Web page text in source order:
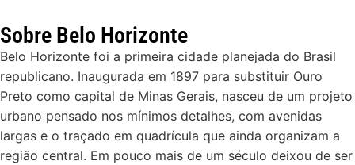
Sobre Belo Horizonte
Belo Horizonte foi a primeira cidade planejada do Brasil
republicano. Inaugurada em 1897 para substituir Ouro
Preto como capital de Minas Gerais, nasceu de um projeto
urbano pensado nos mínimos detalhes, com avenidas
largas e o traçado em quadrícula que ainda organizam a
região central. Em pouco mais de um século deixou de ser